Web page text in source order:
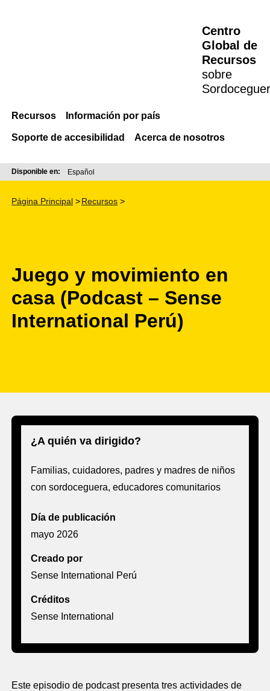
Centro
Global de
Recursos
sobre
Recursos Información por país
Soporte de accesibilidad Acerca de nosotros
Disponible en: Español
Página Principal Recursos
Juego y movimiento en
casa (Podcast – Sense
International Perú)
¿A quién va dirigido?
Familias, cuidadores, padres y madres de niños
con sordoceguera, educadores comunitarios
Día de publicación
mayo 2026
Creado por
Sense International Perú
Créditos
Sense International
Este episodio de podcast presenta tres actividades de